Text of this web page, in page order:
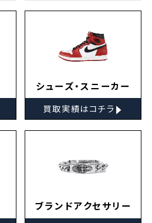
シューズ・スニーカー
買取実績はコチラ ▸
ブランドアクセサリー